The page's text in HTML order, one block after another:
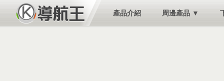
產品介紹 周邊產品 ▼